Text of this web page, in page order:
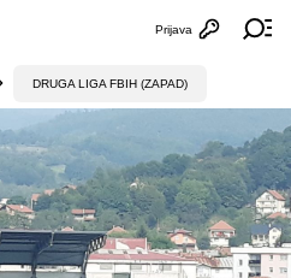
Otvori
Prijava
DRUGA LIGA FBIH (ZAPAD)